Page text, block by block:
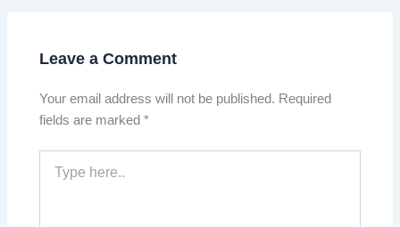
Leave a Comment
Your email address will not be published. Required
fields are marked*
here..